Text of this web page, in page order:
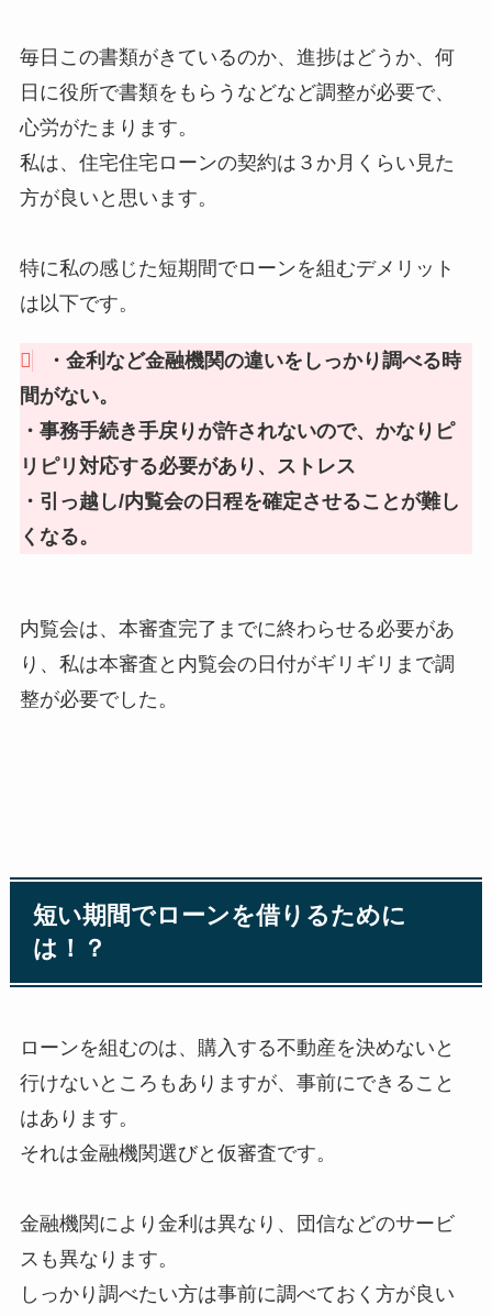
毎日この書類がきているのか、進捗はどうか、何
日に役所で書類をもらうなどなど調整が必要で、
心労がたまります。
私は、住宅住宅ローンの契約は３か月くらい見た
方が良いと思います。
特に私の感じた短期間でローンを組むデメリット
は以下です。
・金利など金融機関の違いをしっかり調べる時
間がない。
・事務手続き手戻りが許されないので、かなりピ
リピリ対応する必要があり、ストレス
・引っ越し/内覧会の日程を確定させることが難し
くなる。
内覧会は、本審査完了までに終わらせる必要があ
り、私は本審査と内覧会の日付がギリギリまで調
整が必要でした。
短い期間でローンを借りるために
は！？
ローンを組むのは、購入する不動産を決めないと
行けないところもありますが、事前にできること
はあります。
それは金融機関選びと仮審査です。
金融機関により金利は異なり、団信などのサービ
スも異なります。
しっかり調べたい方は事前に調べておく方が良い